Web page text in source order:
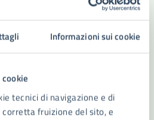
Informazioni sui cookie
tecnici di navigazione e di
fruizione del sito, e
di Servizi ai sensi
2011 relativa alla “Nuova